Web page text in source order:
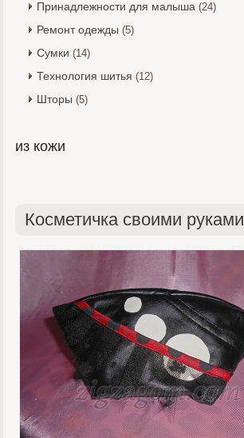
Принадлежности для малыша (24)
Ремонт одежды (5)
Сумки (14)
Технология шитья (12)
Шторы (5)
из кожи
Косметичка своими руками